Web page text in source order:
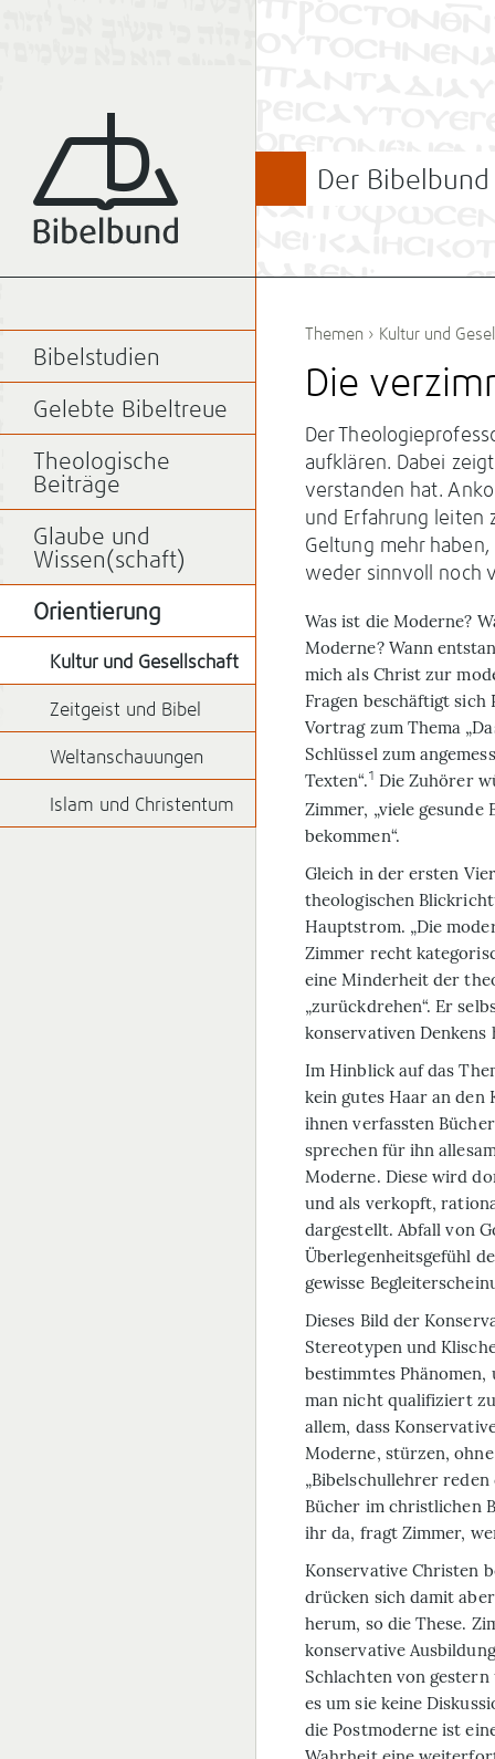
Der Bibelbund
Themen › Kultur und
Die
Der
aufklären. Dabei
verstanden hat.
und Erfahrung leiten
Geltung mehr
weder sinnvoll noch
Was ist die Moderne?
Moderne? Wann
mich als Christ zur
Fragen beschäftigt sich
Vortrag zum Thema
Schlüssel zum
Texten“.1 Die Zuhörer
Zimmer, „viele gesunde
bekommen“.
Gleich in der ersten
theologischen
Hauptstrom. „Die
Zimmer recht
eine Minderheit der
„zurückdrehen“. Er
konservativen
Im Hinblick auf das
kein gutes Haar an den
ihnen verfassten
sprechen für ihn
Moderne. Diese wird
und als verkopft,
dargestellt. Abfall von
Überlegenheitsgefühl
gewisse
Dieses Bild der
Stereotypen und
bestimmtes
man nicht qualifiziert
allem, dass
Moderne, stürzen,
„Bibelschullehrer
Bücher im christlichen
ihr da, fragt Zimmer,
Konservative Christen
drücken sich damit
herum, so die These.
konservative
Schlachten von gestern
es um sie keine
die Postmoderne ist
Bibelstudien
Gelebte Bibeltreue
Theologische
Beiträge
Glaube und
Wissen(schaft)
Orientierung
Kultur und Gesellschaft
Zeitgeist und Bibel
Weltanschauungen
Islam und Christentum